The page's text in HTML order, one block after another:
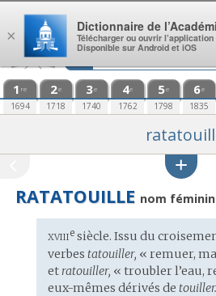
Aller au contenu
1 re
1694
2e
1718
3e
1740
4e
1762
5e
1798
6e
1835
RATATOUILLE nom féminin
Étymologie
:
xviiiesiècle. Issu du
verbes tatouiller, « remuer,
etratouiller, « troubler l’eau,
eux-mêmes dérivés de touiller.
×
Dictionnaire de
Télécharger ou ouvrir l’application
Disponible sur Android et iOS